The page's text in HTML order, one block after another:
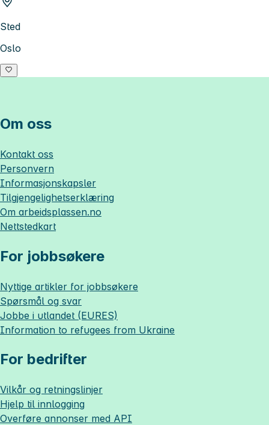
Sted
Oslo
Om oss
Kontakt oss
Personvern
Informasjonskapsler
Tilgjengelighetserklæring
Om arbeidsplassen.no
Nettstedkart
For jobbsøkere
Nyttige artikler for jobbsøkere
Spørsmål og svar
Jobbe i utlandet (EURES)
Information to refugees from Ukraine
For bedrifter
Vilkår og retningslinjer
Hjelp til innlogging
Overføre annonser med API